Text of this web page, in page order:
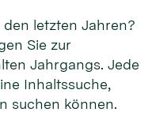
letzten Jahren?
Sie zur
Jahrgangs. Jede
Inhaltssuche,
suchen können.